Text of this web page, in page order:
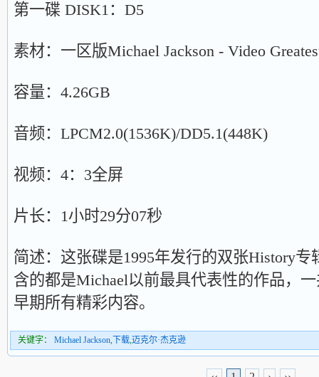
第一碟 DISK1：D5
素材：一区版Michael Jackson - Video
容量：4.26GB
音频：LPCM2.0(1536K)/DD5.1(448K)
视频：4：3全屏
片长：1小时29分07秒
简述：这张碟是1995年发行的双张History
含的都是Michael以前最具代表性的作品，
早期所有精彩内容。
关键字： Michael Jackson, 下载,迈克尔·杰克逊